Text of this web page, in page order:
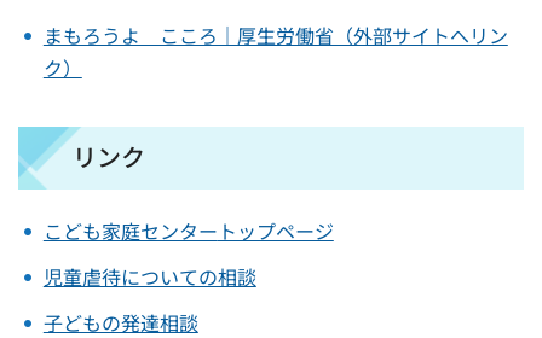
まもろうよ こころ｜厚生労働省（外部サイトへリン
ク）
リンク
こども家庭センター トップページ
児童虐待についての相談
子どもの発達相談